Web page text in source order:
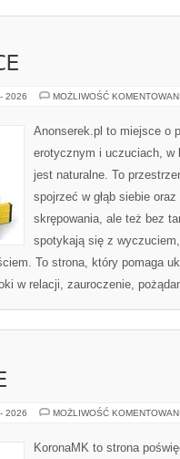
2026 MOŻLIWOŚĆ
Anonserek.pl to miejsce o
erotycznym i uczuciach, w
jest naturalne. To
spojrzeć w głąb siebie
skrępowania, ale też bez
spotykają się z
To strona, który pomaga
w relacji, zauroczenie,
2026 MOŻLIWOŚĆ
KoronaMK to strona